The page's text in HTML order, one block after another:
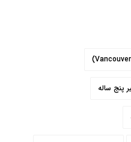
پنج ساله